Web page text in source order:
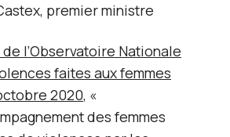
premier ministre
l’Observatoire Nationale
faites aux femmes
2020, «
des femmes